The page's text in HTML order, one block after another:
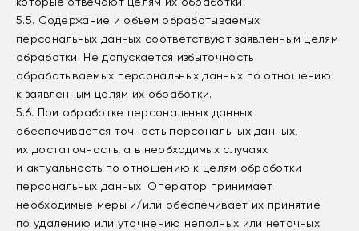
5.5. Содержание и объем обрабатываемых
персональных данных соответствуют заявленным целям
обработки. Не допускается избыточность
обрабатываемых персональных данных по отношению
к заявленным целям их обработки.
5.6. При обработке персональных данных
обеспечивается точность персональных данных,
их достаточность, а в необходимых случаях
и актуальность по отношению к целям обработки
персональных данных. Оператор принимает
необходимые меры и/или обеспечивает их принятие
по удалению или уточнению неполных или неточных